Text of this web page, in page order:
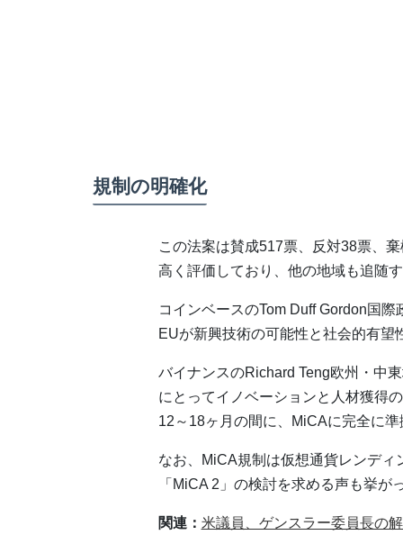
規制の明確化
この法案は賛成517票、反対38票、
高く評価しており、他の地域も追随
コインベースのTom Duff Gordon国
EUが新興技術の可能性と社会的有望
バイナンスのRichard Teng欧州・中
にとってイノベーションと人材獲得
12～18ヶ月の間に、MiCAに完全に
なお、MiCA規制は仮想通貨レンデ
「MiCA 2」の検討を求める声も挙が
関連： 米議員、ゲンスラー委員長の